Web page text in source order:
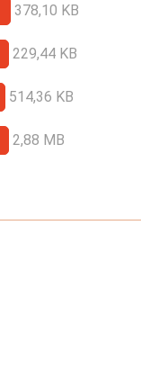
378,10 KB
229,44 KB
514,36 KB
2,88 MB